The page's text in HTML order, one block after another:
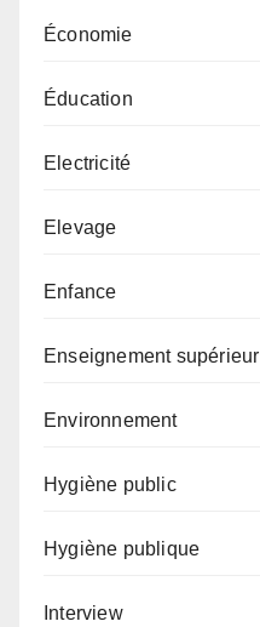
Économie
Éducation
Electricité
Elevage
Enfance
Enseignement supérieur
Environnement
Hygiène public
Hygiène publique
Interview